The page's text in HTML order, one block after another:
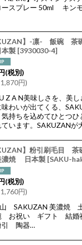
スプレー 50ml キン
】-凛- 飯碗
製 [3930030-4]
(税別)
1,870円)
Z A N美味しさを、美
わいが出てくる、
持ちを込めてひとつ
ています。SAKUZANが
】粉引刷毛目
焼 日本製 [SAKU-
(税別)
1,760円)
SAKUZAN 美濃焼
お祝い ギフト 結
陶器…